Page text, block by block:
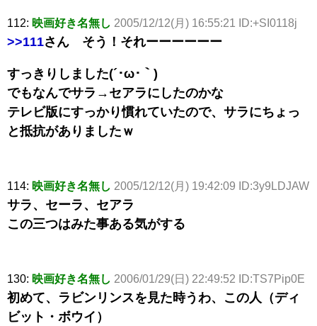
112: 映画好き名無し 2005/12/12(月) 16:55:21 ID:+SI0118j
>>111さん そう！それーーーーーー
すっきりしました(´･ω･｀)
でもなんでサラ→セアラにしたのかな
テレビ版にすっかり慣れていたので、サラにちょっ
と抵抗がありましたｗ
114: 映画好き名無し 2005/12/12(月) 19:42:09 ID:3y9LDJAW
サラ、セーラ、セアラ
この三つはみた事ある気がする
130: 映画好き名無し 2006/01/29(日) 22:49:52 ID:TS7Pip0E
初めて、ラビンリンスを見た時うわ、この人（ディ
ビット・ボウイ）